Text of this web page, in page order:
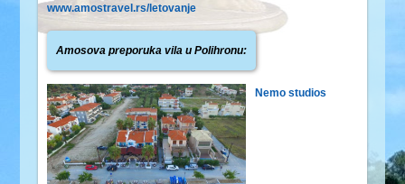
www.amostravel.rs/letovanje
Amosova preporuka vila u Polihronu:
Nemo studios